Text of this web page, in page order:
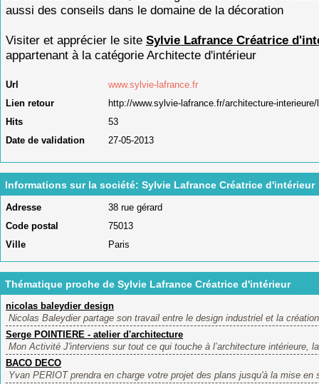
aussi des conseils dans le domaine de la décoration
Visiter et apprécier le site Sylvie Lafrance Créatrice
appartenant à la catégorie Architecte d'intérieur
Url
www.sylvie-lafrance.fr
Lien retour
http://www.sylvie-lafrance.fr/architecture-
Hits
53
Date de validation
27-05-2013
Informations sur la société: Sylvie Lafrance Créatrice d'intérieur
Adresse
38 rue gérard
Code postal
75013
Ville
Paris
Thématique proche de Sylvie Lafrance Créatrice d'intérieur
nicolas baleydier design
Nicolas Baleydier partage son travail entre le design industriel et la
Serge POINTIERE - atelier d'architecture
Mon Activité J'interviens sur tout ce qui touche à l’architecture intérieure,
BACO DECO
Yvan PERIOT prendra en charge votre projet des plans jusqu'à la mise en